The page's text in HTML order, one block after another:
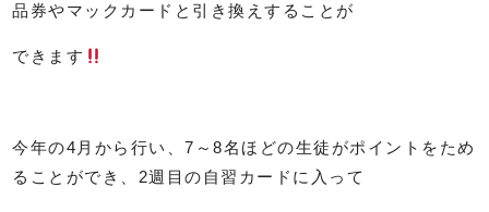
品券やマックカードと引き換えすることが
できます
今年の4 月から行い、7 ～8名ほどの生徒がポイントをため
ることができ、 2週目の自習カードに入って